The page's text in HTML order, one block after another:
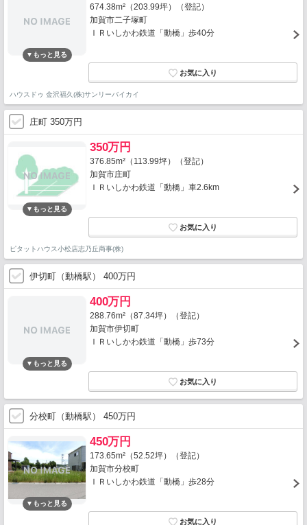
674.38m²（203.99坪）（登記）
加賀市二子塚町
ＩＲいしかわ鉄道「動橋」歩40分
ハウスドゥ 金沢福久(株)サンリーバイカイ
庄町 350万円
350万円
376.85m²（113.99坪）（登記）
加賀市庄町
ＩＲいしかわ鉄道「動橋」車2.6km
ピタットハウス小松店志乃丘商事(株)
伊切町（動橋駅） 400万円
400万円
288.76m²（87.34坪）（登記）
加賀市伊切町
ＩＲいしかわ鉄道「動橋」歩73分
分校町（動橋駅） 450万円
450万円
173.65m²（52.52坪）（登記）
加賀市分校町
ＩＲいしかわ鉄道「動橋」歩28分